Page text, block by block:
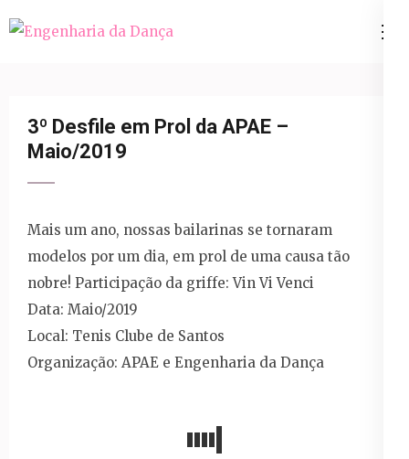
para
(Pressione
Enter)
3º Desfile em Prol da APAE –
Maio/2019
Mais um ano, nossas bailarinas se tornaram
modelos por um dia, em prol de uma causa tão
nobre! Participação da griffe: Vin Vi Venci
Data: Maio/2019
Local: Tenis Clube de Santos
Organização: APAE e Engenharia da Dança